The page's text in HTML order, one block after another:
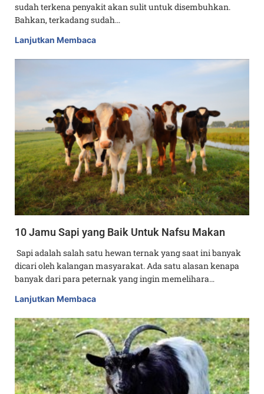
sudah terkena penyakit akan sulit untuk disembuhkan.
Bahkan, terkadang sudah…
Lanjutkan Membaca
10 Jamu Sapi yang Baik Untuk Nafsu Makan
Sapi adalah salah satu hewan ternak yang saat ini banyak
dicari oleh kalangan masyarakat. Ada satu alasan kenapa
banyak dari para peternak yang ingin memelihara…
Lanjutkan Membaca